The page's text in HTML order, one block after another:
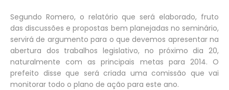
Segundo Romero, o relatório que será elaborado, fruto
das discussões e propostas bem planejadas no seminário,
servirá de argumento para o que devemos apresentar na
abertura dos trabalhos legislativo, no próximo dia 20,
naturalmente com as principais metas para 2014. O
prefeito disse que será criada uma comissão que vai
monitorar todo o plano de ação para este ano.